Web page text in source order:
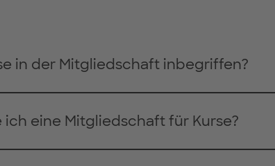
in der Mitgliedschaft inbegriffen?
ich eine Mitgliedschaft für Kurse?